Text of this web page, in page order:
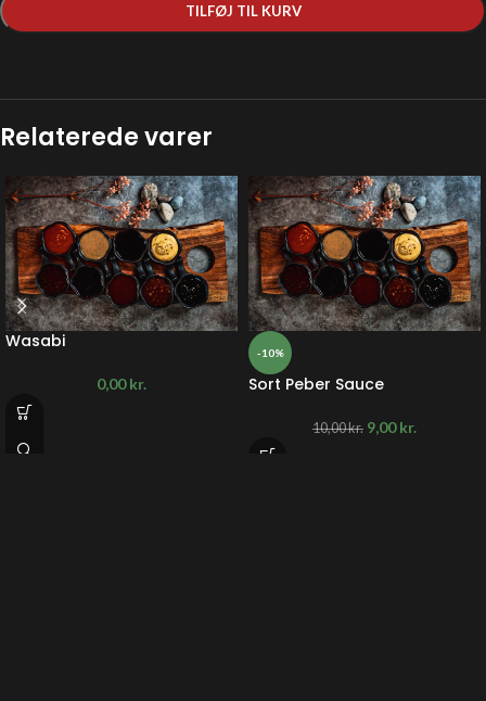
TILFØJ TIL KURV
Relaterede varer
Wasabi
0,00kr.
-10%
Sort Peber Sauce
10,00kr. 9,00kr.